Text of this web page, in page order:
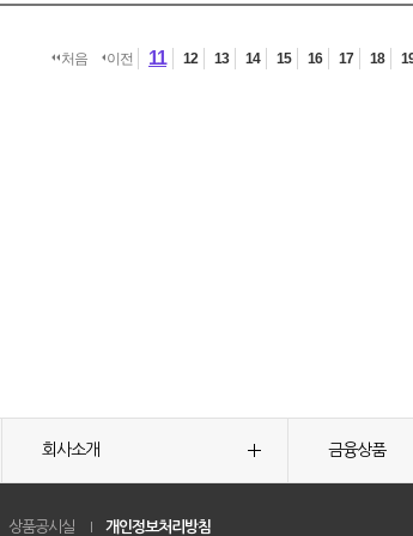
처음 이전 11 12 13 14 15 16 17 18
회사소개 금융상품
상품공시실 개인정보처리방침